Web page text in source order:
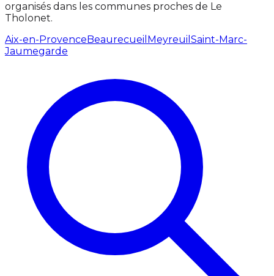
organisés dans les communes proches de Le
Tholonet.
Aix-en-ProvenceBeaurecueil Meyreuil Saint-Marc-
Jaumegarde